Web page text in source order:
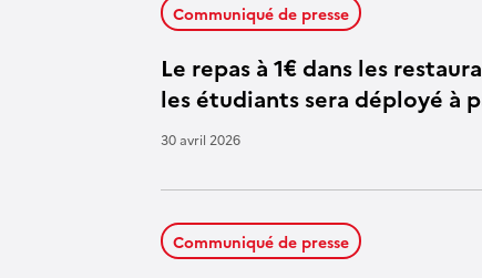
Le repas à 1€ dans les
les étudiants sera déployé à
Communiqué de presse
30 avril 2026
Communiqué de presse